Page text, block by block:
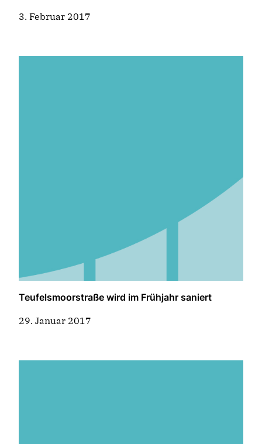
3. Februar 2017
Teufelsmoorstraße wird im Frühjahr saniert
29. Januar 2017